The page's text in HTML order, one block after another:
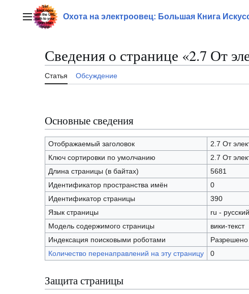
содержаниюГлавное менюОхота на электроовец: Большая Книга
Сведения о странице «2.7 От
Статья Обсуждение
Основные сведения
Отображаемый заголовок
2.7 От
Ключ сортировки по умолчанию
2.7 От
Длина страницы (в байтах)
5681
Идентификатор пространства имён
0
Идентификатор страницы
390
Язык страницы
ru - русский
Модель содержимого страницы
вики-текст
Индексация поисковыми роботами
Разрешено
Количество перенаправлений на эту страницу
0
Защита страницы